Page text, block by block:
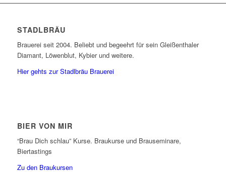
STADLBRÄU
Brauerei seit 2004. Beliebt und begeehrt für sein Gleißenthaler
Diamant, Löwenblut, Kybier und weitere.
Hier gehts zur Stadlbräu Brauerei
BIER VON MIR
“Brau Dich schlau” Kurse. Braukurse und Brauseminare,
Biertastings
Zu den Braukursen